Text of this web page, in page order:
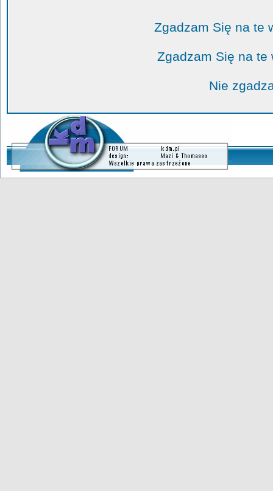
Zgadzam Się na te
Zgadzam Się na
Nie